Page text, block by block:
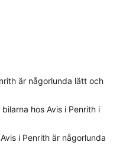
är någorlunda lätt och
hos Avis i Penrith i
i Penrith är någorlunda